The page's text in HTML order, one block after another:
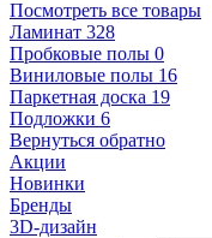
Посмотреть все товары
Ламинат 328
Пробковые полы 0
Виниловые полы 16
Паркетная доска 19
Подложки 6
Вернуться обратно
Акции
Новинки
Бренды
3D-дизайн